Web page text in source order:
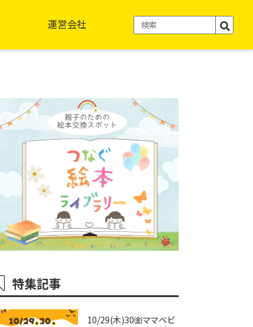
運営会社
特集記事
10/29(木)30㈮ママベビ